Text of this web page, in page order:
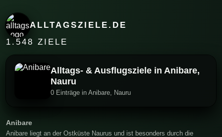
ALLTAGSZIELE.DE
1.548 ZIELE
Alltags- & Ausflugsziele in Anibare,
Nauru
0 Einträge in Anibare, Nauru
Anibare
Anibare liegt an der Ostküste Naurus und ist besonders durch die